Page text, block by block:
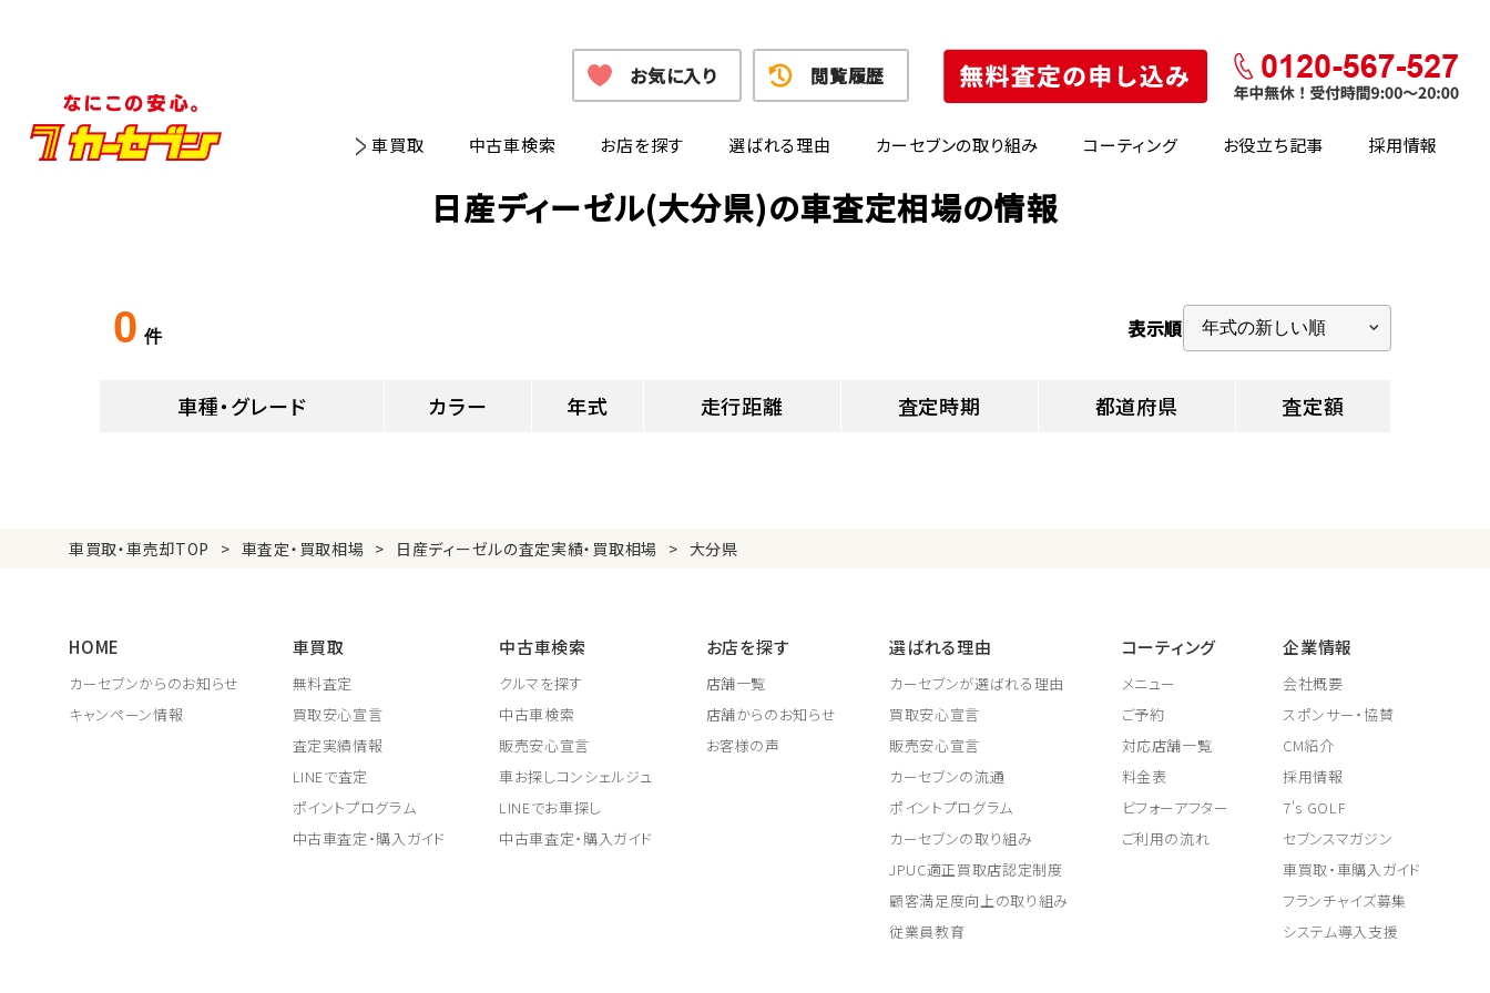
車買取 中古車検索 お店を探す 選ばれる理由 カーセブンの取り組み コーティング お役立ち記事 採用情報
お気に入り 閲覧履歴
日産ディーゼル(大分県)の車査定相場の情報
0 件 表示順
車種・グレード カラー 年式 走行距離 査定時期 都道府県 査定額
車買取・車売却TOP 車査定・買取相場 日産ディーゼルの査定実績・買取相場 大分県
HOME
カーセブンからのお知らせ
キャンペーン情報
車買取
無料査定
買取安心宣言
査定実績情報
LINEで査定
ポイントプログラム
中古車査定・購入ガイド
中古車検索
クルマを探す
中古車検索
販売安心宣言
車お探しコンシェルジュ
LINEでお車探し
中古車査定・購入ガイド
お店を探す
店舗一覧
店舗からのお知らせ
お客様の声
選ばれる理由
カーセブンが選ばれる理由
買取安心宣言
販売安心宣言
カーセブンの流通
ポイントプログラム
カーセブンの取り組み
JPUC適正買取店認定制度
顧客満足度向上の取り組み
従業員教育
コーティング
メニュー
ご予約
対応店舗一覧
料金表
ビフォーアフター
ご利用の流れ
企業情報
会社概要
スポンサー・協賛
CM紹介
採用情報
7's GOLF
セブンスマガジン
車買取・車購入ガイド
フランチャイズ募集
システム導入支援